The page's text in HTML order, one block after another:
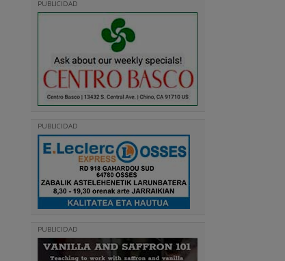
PUBLICIDAD
PUBLICIDAD
PUBLICIDAD